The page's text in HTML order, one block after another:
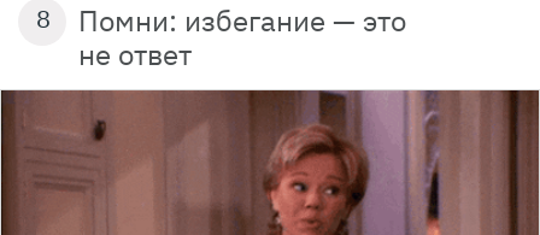
8
Помни: избегание — это
не ответ